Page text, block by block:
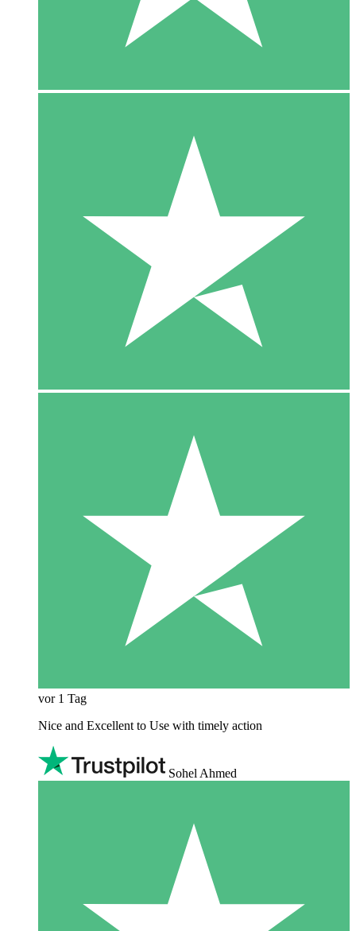
vor 1 Tag
Nice and Excellent to Use with timely action
Sohel Ahmed